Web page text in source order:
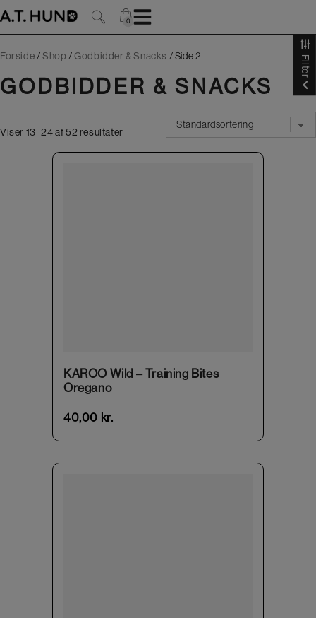
til
0
0
Forside /Shop /Godbidder & Snacks /Side 2
GODBIDDER & SNACKS
Viser 13–24 af 52 resultater
KAROO Wild – Training Bites
Oregano
40,00 kr.
Filter